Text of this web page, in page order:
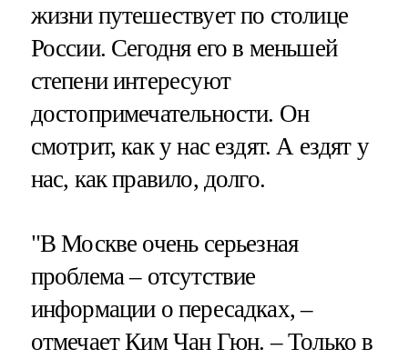
жизни путешествует по столице
России. Сегодня его в меньшей
степени интересуют
достопримечательности. Он
смотрит, как у нас ездят. А ездят у
нас, как правило, долго.
"В Москве очень серьезная
проблема – отсутствие
информации о пересадках, –
отмечает Ким Чан Гюн. – Только в